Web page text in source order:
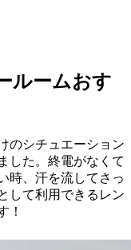
ルームおす
のシチュエーション
した。終電がなくて
時、汗を流してさっ
して利用できるレン
！